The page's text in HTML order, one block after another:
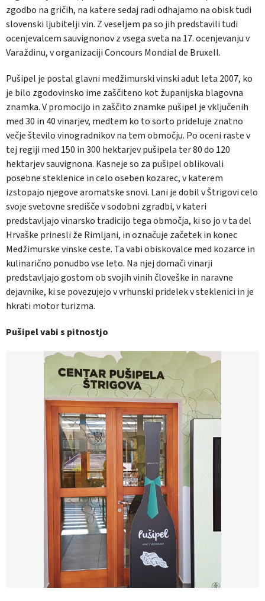
zgodbo na gričih, na katere sedaj radi odhajamo na obisk tudi
slovenski ljubitelji vin. Z veseljem pa so jih predstavili tudi
ocenjevalcem sauvignonov z vsega sveta na 17. ocenjevanju v
Varaždinu, v organizaciji Concours Mondial de Bruxell.
Pušipel je postal glavni medžimurski vinski adut leta 2007, ko
je bilo zgodovinsko ime zaščiteno kot županijska blagovna
znamka. V promocijo in zaščito znamke pušipel je vključenih
med 30 in 40 vinarjev, medtem ko to sorto prideluje znatno
večje število vinogradnikov na tem območju. Po oceni raste v
tej regiji med 150 in 300 hektarjev pušipela ter 80 do 120
hektarjev sauvignona. Kasneje so za pušipel oblikovali
posebne steklenice in celo oseben kozarec, v katerem
izstopajo njegove aromatske snovi. Lani je dobil v Štrigovi celo
svoje svetovne središče v sodobni zgradbi, v kateri
predstavljajo vinarsko tradicijo tega območja, ki so jo v ta del
Hrvaške prinesli že Rimljani, in označuje začetek in konec
Medžimurske vinske ceste. Ta vabi obiskovalce med kozarce in
kulinarično ponudbo vse leto. Na njej domači vinarji
predstavljajo gostom ob svojih vinih človeške in naravne
dejavnike, ki se povezujejo v vrhunski pridelek v steklenici in je
hkrati motor turizma.
Pušipel vabi s pitnostjo